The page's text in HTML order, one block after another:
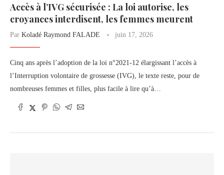
Accès à l’IVG sécurisée : La loi autorise, les
croyances interdisent, les femmes meurent
Par Koladé Raymond FALADE juin 17, 2026
Cinq ans après l’adoption de la loi n°2021-12 élargissant l’accès à
l’Interruption volontaire de grossesse (IVG), le texte reste, pour de
nombreuses femmes et filles, plus facile à lire qu’à…